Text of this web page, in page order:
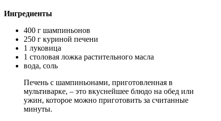
Ингредиенты
400 г шампиньонов
250 г куриной печени
1 луковица
1 столовая ложка растительного масла
вода, соль
Печень с шампиньонами, приготовленная в
мультиварке, – это вкуснейшее блюдо на обед или
ужин, которое можно приготовить за считанные
минуты.